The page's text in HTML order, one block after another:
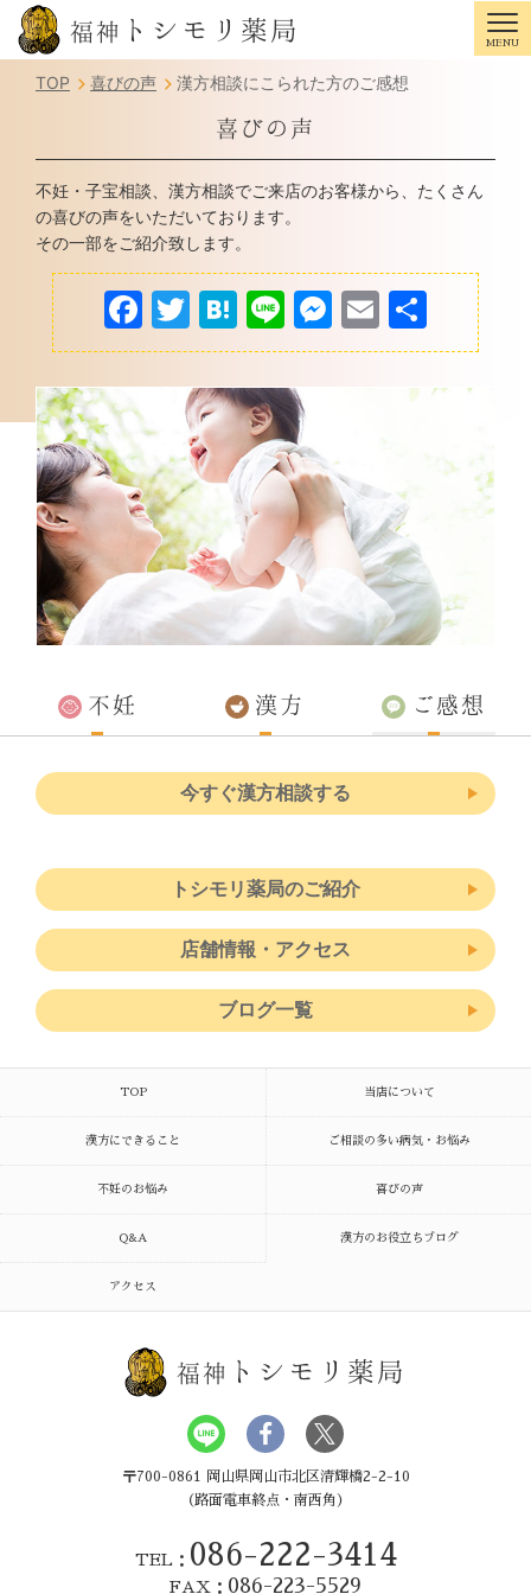
福神 トシモリ薬局 MENU
TOP
喜びの声 漢方相談にこられた方のご感想
喜びの声
不妊・子宝相談、漢方相談でご来店のお客様から、たくさん
の喜びの声をいただいております。
その一部をご紹介致します。
F
a
c
e
b
o
o
k
T
w
itt
er
H
at
e
n
a
Li
n
e
M
e
n
g
er
E
m
ai
有
不妊 漢方 ご感想
今すぐ漢方相談する
トシモリ薬局のご紹介
店舗情報・アクセス
ブログ一覧
TOP 当店について
漢方にできること ご相談の多い病気・お悩み
不妊のお悩み 喜びの声
Q&A 漢方のお役立ちブログ
アクセス
福神 トシモリ薬局
〒700-0861 岡山県岡山市北区清輝橋2-2-10
（路面電車終点・南西角）
TEL： 086-222-3414
FAX： 086-223-5529